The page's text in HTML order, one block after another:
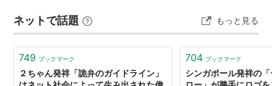
て、繊細に焼き上がる直前に、上記の専用ソースを絡…
ネットで話題 もっと見る
749 ブックマーク
２ちゃん発祥「詭弁のガイドライン」
704 ブックマーク
シンガポール発祥の